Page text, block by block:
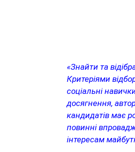
«Знайти та
Критеріями
соціальні
досягнення,
кандидатів має
повинні
інтересам